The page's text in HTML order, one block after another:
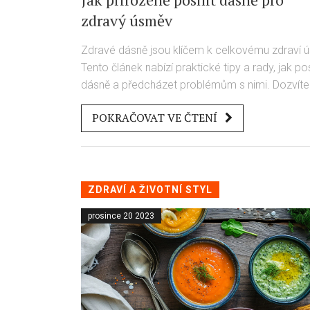
zdravý úsměv
Zdravé dásně jsou klíčem k celkovému zdraví
Tento článek nabízí praktické tipy a rady, jak
dásně a předcházet problémům s nimi. Dozvíte
se o významu správné ústní hygieny, roli výživy a
přírodních metodách podpory zdraví dásní.
dál a zjistěte, jak si udržet dásně zdravé a silné.
POKRAČOVAT VE ČTENÍ
ZDRAVÍ A ŽIVOTNÍ STYL
prosince 20 2023